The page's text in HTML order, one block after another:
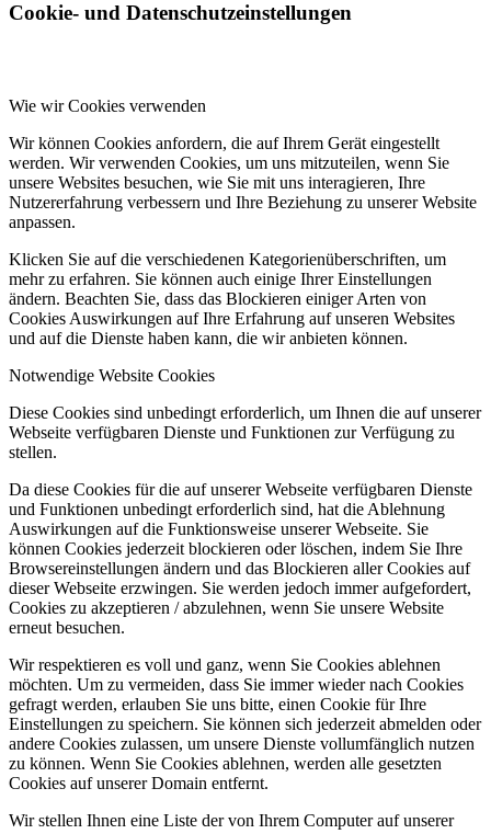
Cookie- und Datenschutzeinstellungen
Wie wir Cookies verwenden
Wir können Cookies anfordern, die auf Ihrem Gerät eingestellt
werden. Wir verwenden Cookies, um uns mitzuteilen, wenn Sie
unsere Websites besuchen, wie Sie mit uns interagieren, Ihre
Nutzererfahrung verbessern und Ihre Beziehung zu unserer Website
anpassen.
Klicken Sie auf die verschiedenen Kategorienüberschriften, um
mehr zu erfahren. Sie können auch einige Ihrer Einstellungen
ändern. Beachten Sie, dass das Blockieren einiger Arten von
Cookies Auswirkungen auf Ihre Erfahrung auf unseren Websites
und auf die Dienste haben kann, die wir anbieten können.
Notwendige Website Cookies
Diese Cookies sind unbedingt erforderlich, um Ihnen die auf unserer
Webseite verfügbaren Dienste und Funktionen zur Verfügung zu
stellen.
Da diese Cookies für die auf unserer Webseite verfügbaren Dienste
und Funktionen unbedingt erforderlich sind, hat die Ablehnung
Auswirkungen auf die Funktionsweise unserer Webseite. Sie
können Cookies jederzeit blockieren oder löschen, indem Sie Ihre
Browsereinstellungen ändern und das Blockieren aller Cookies auf
dieser Webseite erzwingen. Sie werden jedoch immer aufgefordert,
Cookies zu akzeptieren / abzulehnen, wenn Sie unsere Website
erneut besuchen.
Wir respektieren es voll und ganz, wenn Sie Cookies ablehnen
möchten. Um zu vermeiden, dass Sie immer wieder nach Cookies
gefragt werden, erlauben Sie uns bitte, einen Cookie für Ihre
Einstellungen zu speichern. Sie können sich jederzeit abmelden oder
andere Cookies zulassen, um unsere Dienste vollumfänglich nutzen
zu können. Wenn Sie Cookies ablehnen, werden alle gesetzten
Cookies auf unserer Domain entfernt.
Wir stellen Ihnen eine Liste der von Ihrem Computer auf unserer